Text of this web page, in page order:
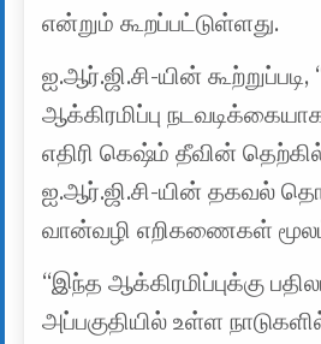
என்றும் கூறப்பட்டுள்ளது.
ஐ.ஆர்.ஜி.சி-யின்
ஆக்கிரமிப்பு
எதிரி கெஷ்ம் தீவின்
ஐ.ஆர்.ஜி.சி-யின் தகவல்
வான்வழி எறிகணைகள் மூலம்
“இந்த ஆக்கிரமிப்புக்கு
அப்பகுதியில் உள்ள